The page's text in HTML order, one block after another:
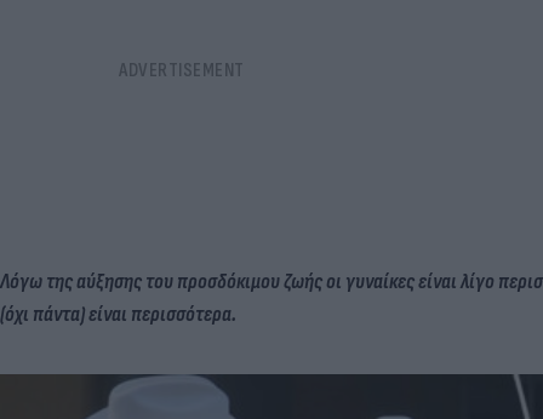
Λόγω της αύξησης του προσδόκιμου ζωής οι γυναίκες είναι λίγο
(όχι πάντα) είναι περισσότερα.